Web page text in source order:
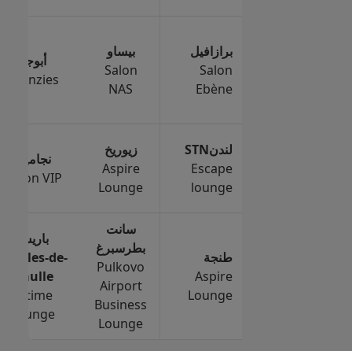
برازافيل
Salon
Ebène
بيساو
Salon
NAS
أبوجا
Menzies
لندنSTN
Escape
lounge
زيوريخ
Aspire
Lounge
نجامينا
Salon VIP
طنجة
Aspire
Lounge
سانت
بطرسبرغ
Pulkovo
Airport
Business
Lounge
باريس
de-
Gaulle
Extime
Lounge